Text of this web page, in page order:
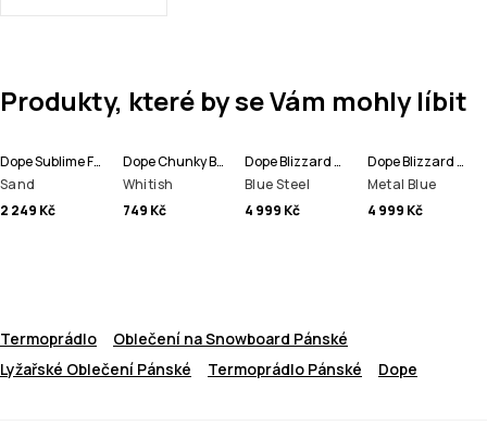
Produkty, které by se Vám mohly líbit
Dope Sublime Fleecová Mikina s Kapucí Pánské
Sand
2 249 Kč
Dope Chunky Beanie čepice
Whitish
749 Kč
Dope Blizzard Full Zip Bunda na Snowboard Pánské
Blue Steel
4 999 Kč
Dope Blizzard Full Zip Lyžařská Bunda Pánské
Metal Blue
4 999 Kč
Termoprádlo
Oblečení na Snowboard Pánské
Lyžařské Oblečení Pánské
Termoprádlo Pánské Dope